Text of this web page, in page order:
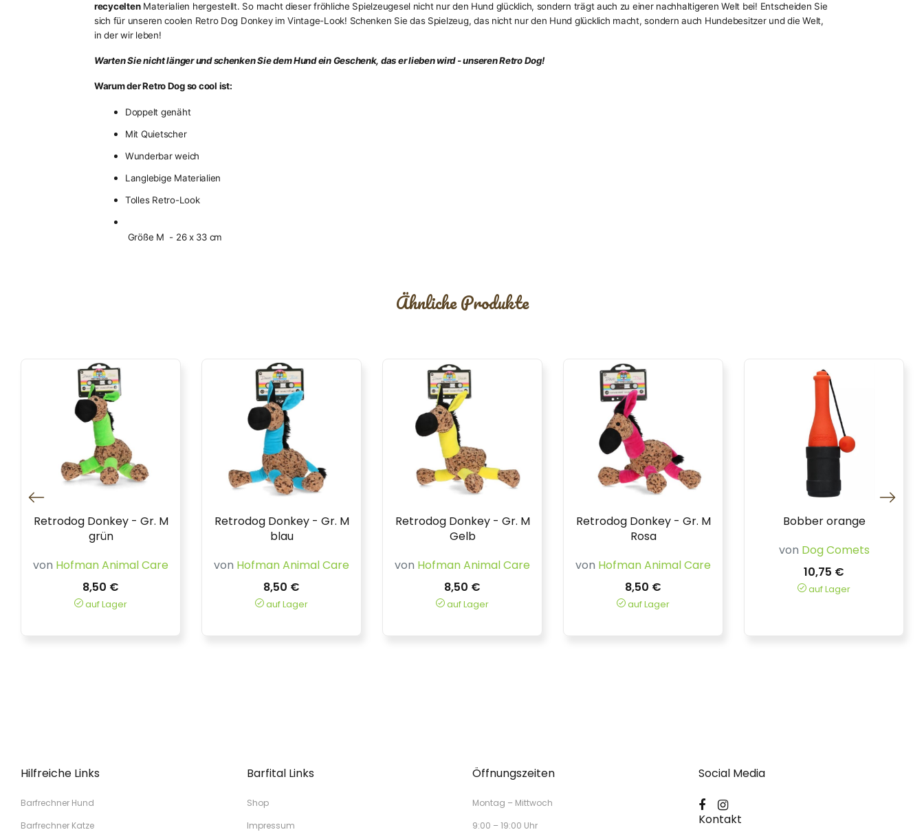
recyceltenMaterialien hergestellt. So macht dieser fröhliche Spielzeugesel nicht nur den Hund glücklich, sondern trägt auch zu einer nachhaltigeren Welt bei! Entscheiden Sie
sich für unseren coolen Retro Dog Donkey im Vintage-Look! Schenken Sie das Spielzeug, das nicht nur den Hund glücklich macht, sondern auch Hundebesitzer und die Welt,
in der wir leben!
Warten Sie nicht länger und schenken Sie dem Hund ein Geschenk, das er lieben wird - unseren Retro Dog!
Warum der Retro Dog so cool ist:
Doppelt genäht
Mit Quietscher
Wunderbar weich
Langlebige Materialien
Tolles Retro-Look
Größe M - 26 x 33 cm
Ähnliche Produkte
Retrodog Donkey - Gr. M
grün
von Hofman Animal Care
8,50 €
auf Lager
Retrodog Donkey - Gr. M
blau
von Hofman Animal Care
8,50 €
auf Lager
Retrodog Donkey - Gr. M
Gelb
von Hofman Animal Care
8,50 €
auf Lager
Retrodog Donkey - Gr. M
Rosa
von Hofman Animal Care
8,50 €
auf Lager
Bobber orange
von Dog Comets
10,75 €
auf Lager
Hilfreiche Links
Barfrechner Hund
Barfrechner Katze
Barfital Links
Shop
Impressum
Öffnungszeiten
Montag – Mittwoch
9:00 – 19:00 Uhr
Social Media
Kontakt